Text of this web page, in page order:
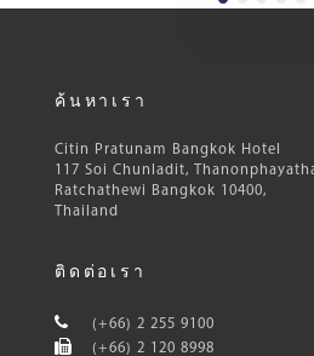
ค้นหาเรา
Citin Pratunam Bangkok Hotel
117 Soi Chunladit,
Ratchathewi Bangkok 10400,
Thailand
ติดต่อเรา
(+66) 2 255 9100
(+66) 2 120 8998